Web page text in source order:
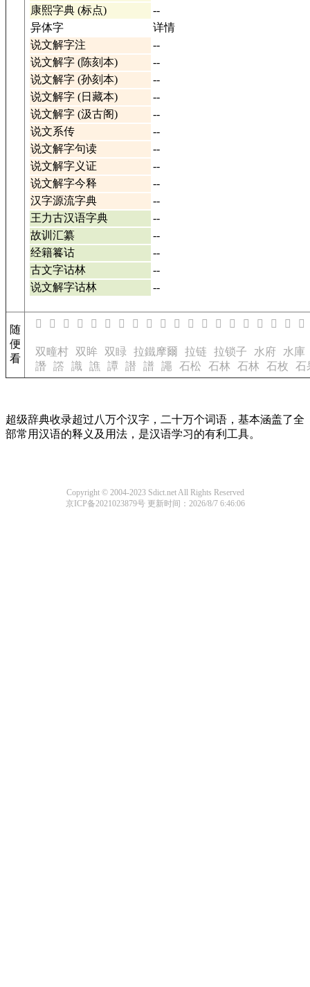
康熙字典 (标点)
--
异体字
详情
说文解字注
--
说文解字 (陈刻本)
--
说文解字 (孙刻本)
--
说文解字 (日藏本)
--
说文解字 (汲古阁)
--
说文系传
--
说文解字句读
--
说文解字义证
--
说文解字今释
--
汉字源流字典
--
王力古汉语字典
--
故训汇纂
--
经籍籑诂
--
古文字诂林
--
说文解字诂林
--
随
便
看
𧲈 𧲊 𧲋 𧲌 𧲎 𧲏 𧲐 𧲑 𧲒 𧲓 𧲔 𧲕 𧲖 𧲗 𧲙 𧲚 𧲛 𧲝 𧲞 𧲟
双疃村 双眸 双睩 拉鐵摩爾 拉链 拉锁子 水府
水庫
譖 譗 識 譙 譚 譛 譜 譝 石松 石林 石林 石枚 石
超级辞典收录超过八万个汉字，二十万个词语，基本涵盖了全
部常用汉语的释义及用法，是汉语学习的有利工具。
Copyright © 2004-2023 Sdict.net All Rights Reserved
京ICP备2021023879号更新时间：2026/8/7 6:46:06